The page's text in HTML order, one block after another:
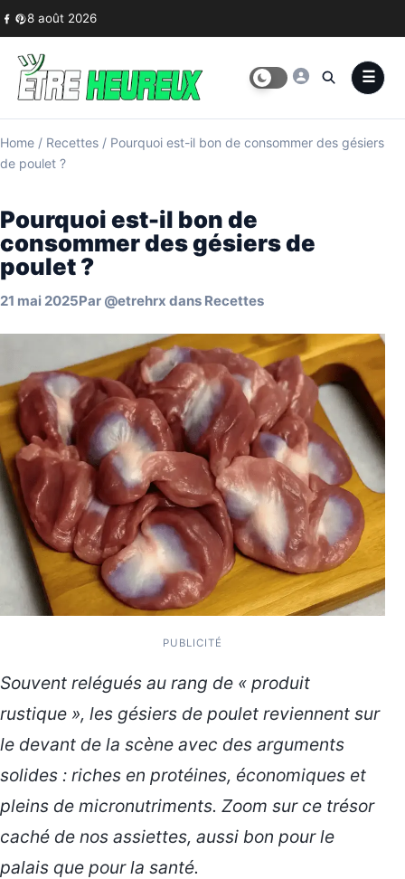
Skip to content
8 août 2026
Home / Recettes / Pourquoi est-il bon de consommer des gésiers
de poulet ?
Pourquoi est-il bon de
consommer des gésiers de
poulet ?
21 mai 2025Par @etrehrx dans Recettes
PUBLICITÉ
Souvent relégués au rang de « produit
rustique », les gésiers de poulet reviennent sur
le devant de la scène avec des arguments
solides : riches en protéines, économiques et
pleins de micronutriments. Zoom sur ce trésor
caché de nos assiettes, aussi bon pour le
palais que pour la santé.